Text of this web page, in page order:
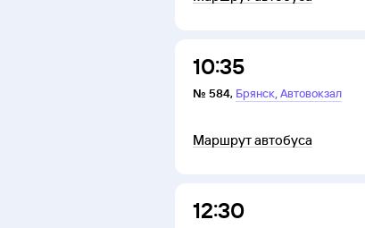
10:35
№ 584, Брянск,Автовокзал
Маршрут автобуса
12:30